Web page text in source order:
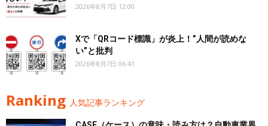
2026年8月7日 12:00
Xで「QRコード標識」が炎上！”人間が読めな
い”と批判
2026年8月7日 06:41
Ranking 人気記事ランキング